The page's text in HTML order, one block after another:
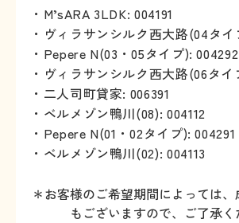
・M’sARA 3LDK: 004191
・ヴィラサンシルク西大路(04タイ
・Pepere N(03・05タイプ): 004292
・ヴィラサンシルク西大路(06タイ
・二人司町貸家: 006391
・ベルメゾン鴨川(08): 004112
・Pepere N(01・02タイプ): 004291
・ベルメゾン鴨川(02): 004113
＊お客様のご希望期間によっては
もございますので、ご了承く